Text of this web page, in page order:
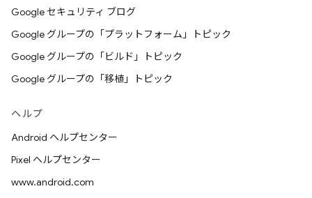
Google セキュリティ ブログ
Google グループの「プラットフォーム」トピック
Google グループの「ビルド」トピック
Google グループの「移植」トピック
ヘルプ
Android ヘルプセンター
Pixel ヘルプセンター
www.android.com